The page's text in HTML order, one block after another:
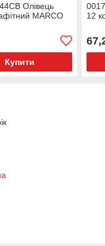
Олівець
MARCO
Купити
12